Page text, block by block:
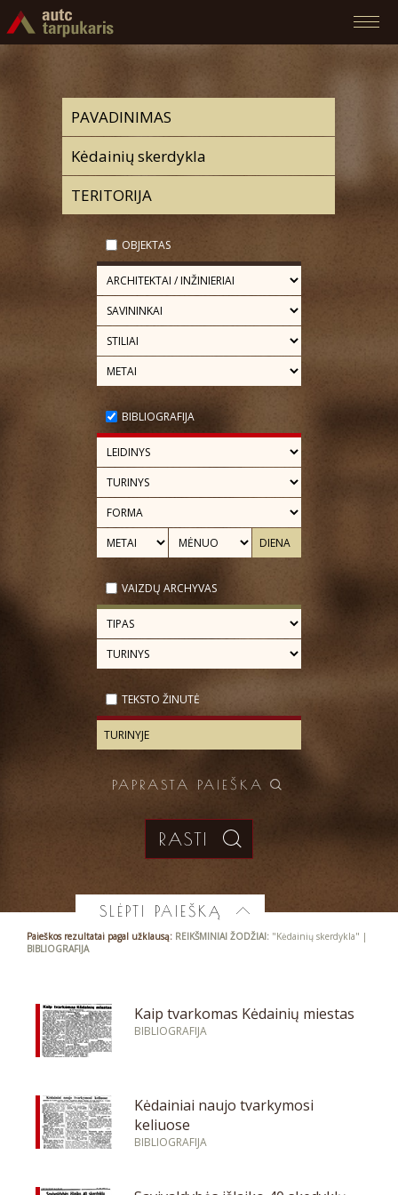
OBJEKTAS
BIBLIOGRAFIJA
VAIZDŲ ARCHYVAS
TEKSTO ŽINUTĖ
PAPRASTA PAIEŠKA
SLĖPTI PAIEŠKĄ
Paieškos rezultatai pagal užklausą: REIKŠMINIAI ŽODŽIAI: "Kėdainių skerdykla" |
BIBLIOGRAFIJA
Kaip tvarkomas Kėdainių miestas
BIBLIOGRAFIJA
Kėdainiai naujo tvarkymosi
keliuose
BIBLIOGRAFIJA